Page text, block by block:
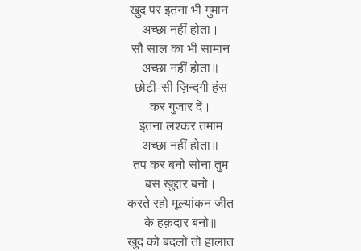
खुद पर इतना भी गुमान
अच्छा नहीं होता।
सौ साल का भी सामान
अच्छा नहीं होता॥
छोटी-सी ज़िन्दगी हंस
कर गुजार दें।
इतना लश्कर तमाम
अच्छा नहीं होता॥
तप कर बनो सोना तुम
बस खुद्दार बनो।
करते रहो मूल्यांकन जीत
के हक़दार बनो॥
खुद को बदलो तो हालात